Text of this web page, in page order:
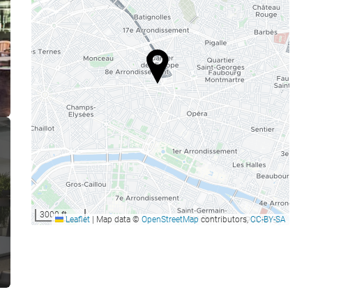
3000 ftLeaflet Map data © OpenStreetMap contributors,CC-BY-SA